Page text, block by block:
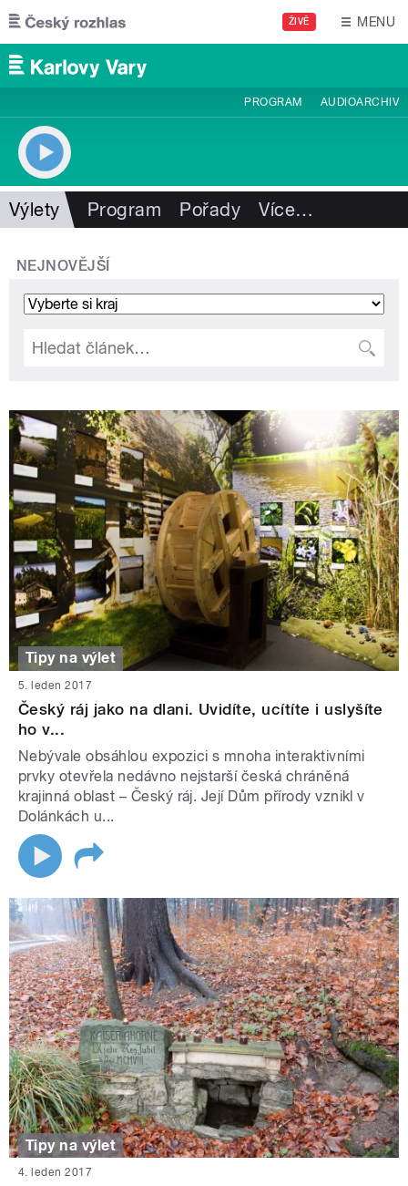
Přejít k hlavnímu obsahu
ŽIVĚ MENU
PROGRAM AUDIOARCHIV
Výlety Program Pořady Více…
NEJNOVĚJŠÍ
Tipy na výlet
5. leden 2017
Český ráj jako na dlani. Uvidíte, ucítíte i uslyšíte
ho v...
Nebývale obsáhlou expozici s mnoha interaktivními
prvky otevřela nedávno nejstarší česká chráněná
krajinná oblast – Český ráj. Její Dům přírody vznikl v
Dolánkách u...
Tipy na výlet
4. leden 2017